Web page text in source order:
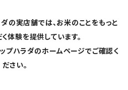
の実店舗では、お米のことをもっと
体験を提供しています。
プハラダのホームページでご確認く
ださい。